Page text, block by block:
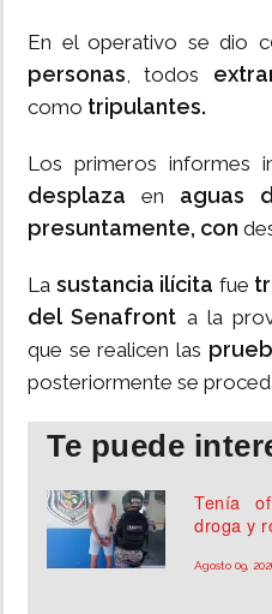
En el operativo se dio c
personas, todos
como tripulantes.
Los primeros informes
desplaza en aguas
presuntamente, con
La sustancia ilícita fue
del Senafront a la
que se realicen las
posteriormente se
Te puede
Tenía
droga y
Agosto 09,